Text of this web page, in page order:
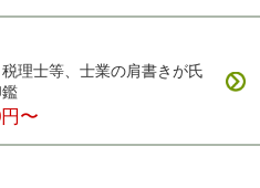
理士等、士業の肩書きが氏
〜